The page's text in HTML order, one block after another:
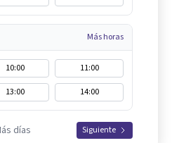
Más horas
10:00
11:00
13:00 14:00
días Siguiente